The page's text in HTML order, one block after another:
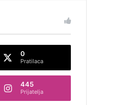
0
Pratilaca
445
Prijatelja